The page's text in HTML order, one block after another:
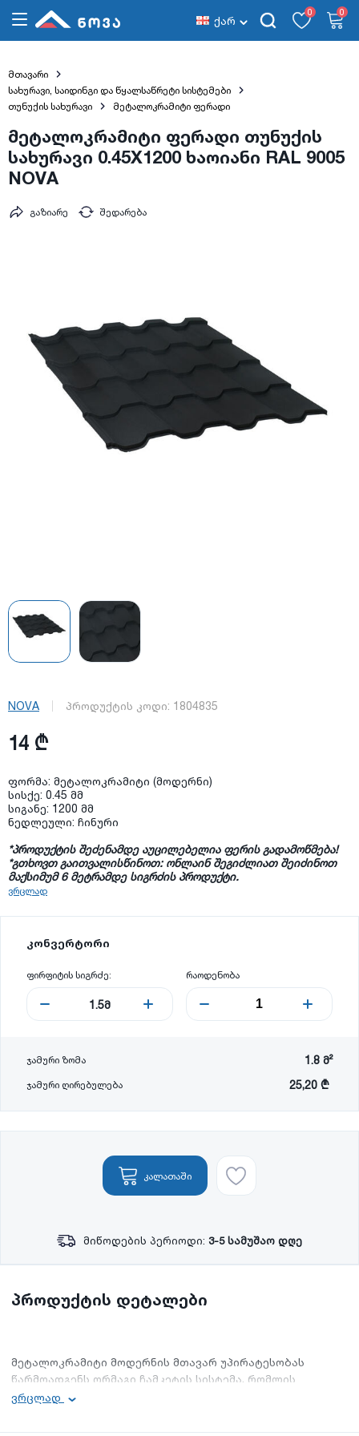
ქარ
0 0
მთავარი
სახურავი, საიდინგი და წყალსაწრეტი სისტემები
თუნუქის სახურავი
მეტალოკრამიტი ფერადი
მეტალოკრამიტი ფერადი თუნუქის
სახურავი 0.45X1200 ხაოიანი RAL 9005
NOVA
შედარება
გაზიარე
NOVA პროდუქტის კოდი: 1804835
14 ₾
ფორმა: მეტალოკრამიტი (მოდერნი)
სისქე: 0.45 მმ
სიგანე: 1200 მმ
ნედლეული: ჩინური
*პროდუქტის შეძენამდე აუცილებელია ფერის გადამოწმება!
*გთხოვთ გაითვალისწინოთ: ონლაინ შეგიძლიათ შეიძინოთ
მაქსიმუმ6მეტრამდე სიგრძის პროდუქტი.
ვრცლად
კონვერტორი
ფირფიტის სიგრძე:
1.5მ
რაოდენობა
ჯამური ზომა 1.8 მ²
ჯამური ღირებულება 25,20 ₾
კალათაში
მიწოდების პერიოდი: 3-5 სამუშაო დღე
პროდუქტის დეტალები
მეტალოკრამიტი მოდერნის მთავარ უპირატესობას
წარმოადგენს ორმაგი ჩამკეტის სისტემა, რომლის
საშუალებითაც ფურცლები ერთმანეთზე ბევრად მყარად
ჩამკეტის სისტემისა და მონტაჟის სპეციფიკიდან
ვრცლად